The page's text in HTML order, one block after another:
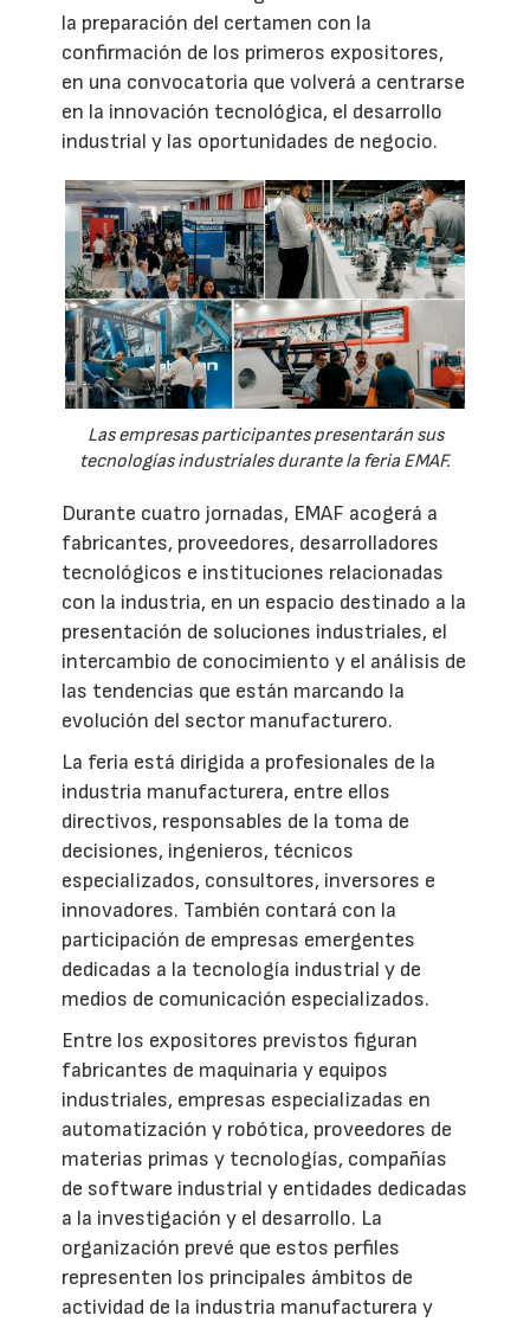
la preparación del certamen con la
confirmación de los primeros expositores,
en una convocatoria que volverá a centrarse
en la innovación tecnológica, el desarrollo
industrial y las oportunidades de negocio.
Las empresas participantes presentarán sus
tecnologías industriales durante la feria EMAF.
Durante cuatro jornadas, EMAF acogerá a
fabricantes, proveedores, desarrolladores
tecnológicos e instituciones relacionadas
con la industria, en un espacio destinado a la
presentación de soluciones industriales, el
intercambio de conocimiento y el análisis de
las tendencias que están marcando la
evolución del sector manufacturero.
La feria está dirigida a profesionales de la
industria manufacturera, entre ellos
directivos, responsables de la toma de
decisiones, ingenieros, técnicos
especializados, consultores, inversores e
innovadores. También contará con la
participación de empresas emergentes
dedicadas a la tecnología industrial y de
medios de comunicación especializados.
Entre los expositores previstos figuran
fabricantes de maquinaria y equipos
industriales, empresas especializadas en
automatización y robótica, proveedores de
materias primas y tecnologías, compañías
de software industrial y entidades dedicadas
a la investigación y el desarrollo. La
organización prevé que estos perfiles
representen los principales ámbitos de
actividad de la industria manufacturera y